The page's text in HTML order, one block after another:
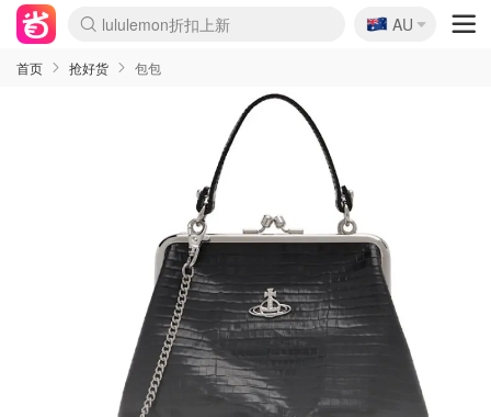
Sasa美妆护肤3.5折
SSENSE年中2.5折
FreshBeauty好价汇总
Cettire降价+叠9折
WWS Coles超市实拍
viagogo二手票捡漏
Myer超级周末
The Outnet奢牌1折起
David Jones 3折起
Flannels大牌1折
Perfumes Club护肤1折
AMIRO面罩$251
Amazon折扣汇总
eToro入金$200送$50
Amazon数码好物
ICONIC本周7.5折
ThedoubleF高奢地板价
Moose Knuckles 6折
丝芙兰5折起
EUFY摄像头$98
Selenichast首饰2折
Trip机票酒店促销
YSL送5件彩妆礼
Amazon家居好物
Amazon美妆护肤
雅漾大喷$8
过敏原检测盒$33
伊索独家赠50ml沐浴露
科颜氏高保湿面霜$29
SEALIFE海洋馆门票6折
丝塔芙大白罐$16
订阅Newsletter送香薰
Cult Beauty 6.8折
Harrods圣诞日历$525
LN-CC奢牌私促3折
d'Alba空姐喷雾$16
EVE LOM套装£56
Bernardelli独家4折
Adore Beauty 6折起
CT圣诞日历
Mytheresa奢品2.7折
Luxury Escapes 9折
Currentbody美容仪$881
MOON Garden Live
Roborock扫地机$649
Tingo Life水杯$24
Valentino官网5折
CR洗护套装$23
修丽可4件套$159
Myer彩妆2件7折
GANNI官网4.5折
Stylevana韩妆4折
Tessabit高奢8.5折
OGX洗发水$11
Amazon阿德莱德次日达
卡诗8.5折+赠礼
Philips Hue灯具8折
🇦🇺
AU
首页 抢好货 包包